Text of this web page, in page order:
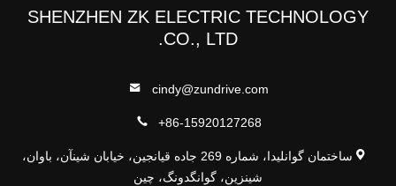
SHENZHEN ZK ELECTRIC TECHNOLOGY
CO., LTD.
cindy@zundrive.com
+86-15920127268
ساختمان گوانلیدا، شماره 269 جاده قیانجین، خیابان شینآن، باوان،
شینزین، گوانگدونگ، چین